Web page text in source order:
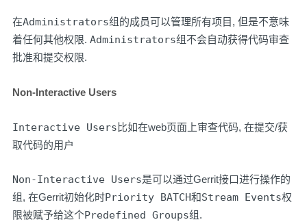
在Administrators组的成员可以管理所有项目, 但是不意味
着任何其他权限. Administrators组不会自动获得代码审查
批准和提交权限.
Non-Interactive Users
Interactive Users 比如在web页面上审查代码, 在提交/获
取代码的用户
Non-Interactive Users是可以通过Gerrit接口进行操作的
组, 在Gerrit初始化时Priority BATCH和Stream Events权
限被赋予给这个Predefined Groups组.